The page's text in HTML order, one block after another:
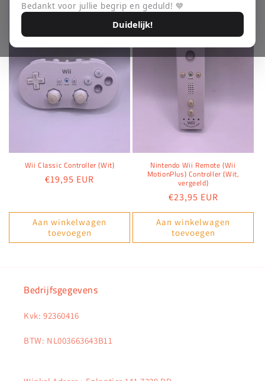
Wii Classic Controller (Wit)
Normale
€19,95 EUR
Aan winkelwagen
toevoegen
Nintendo Wii Remote (Wii
MotionPlus) Controller (Wit,
vergeeld)
Normale
prijs
€23,95 EUR
Aan winkelwagen
toevoegen
Bedrijfsgegevens
Kvk: 92360416
BTW: NL003663643B11
Bedankt voor jullie begrip en geduld! 💙
Duidelijk!